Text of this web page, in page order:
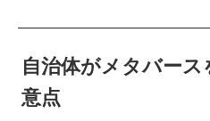
自治体がメタバー
意点